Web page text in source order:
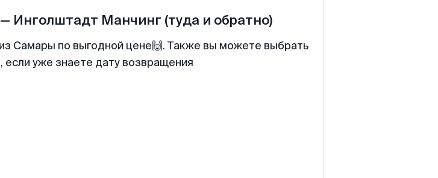
— Инголштадт Манчинг (туда и обратно)
Самары по выгодной цене🙌. Также вы можете выбрать
если уже знаете дату возвращения